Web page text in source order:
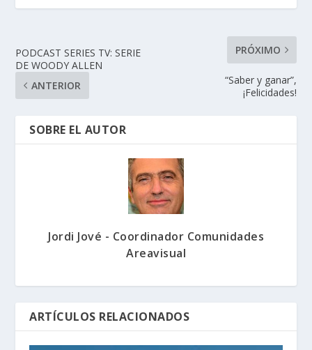
PODCAST SERIES TV: SERIE
DE WOODY ALLEN
ANTERIOR
PRÓXIMO
“Saber y ganar”,
¡Felicidades!
SOBRE EL AUTOR
Jordi Jové - Coordinador Comunidades
Areavisual
ARTÍCULOS RELACIONADOS